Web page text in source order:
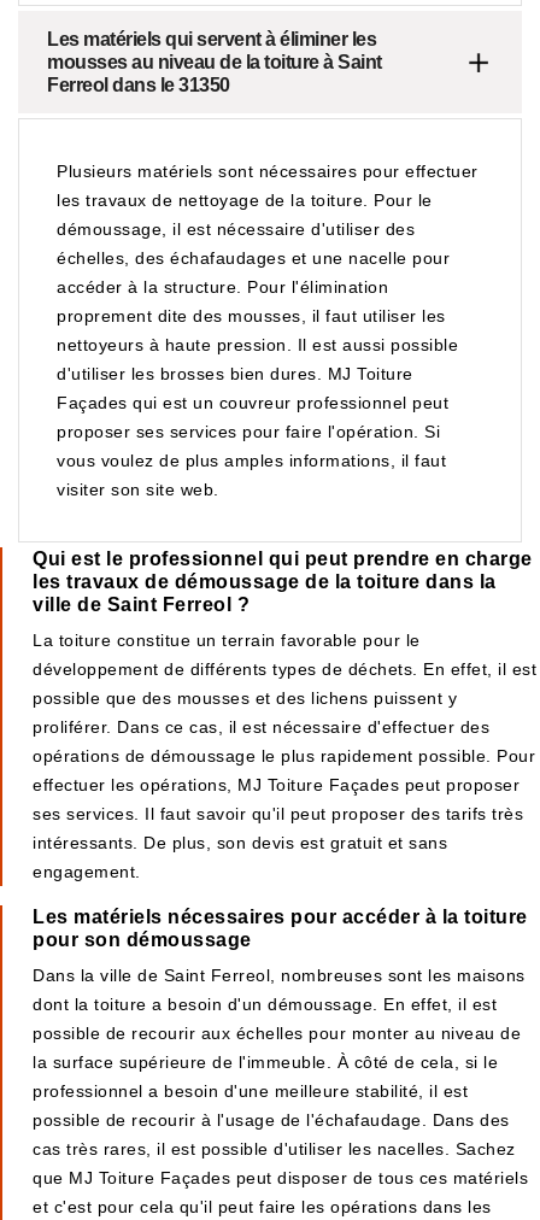
Les matériels qui servent à éliminer les
mousses au niveau de la toiture à Saint
Ferreol dans le 31350
Plusieurs matériels sont nécessaires pour effectuer
les travaux de nettoyage de la toiture. Pour le
démoussage, il est nécessaire d'utiliser des
échelles, des échafaudages et une nacelle pour
accéder à la structure. Pour l'élimination
proprement dite des mousses, il faut utiliser les
nettoyeurs à haute pression. Il est aussi possible
d'utiliser les brosses bien dures. MJ Toiture
Façades qui est un couvreur professionnel peut
proposer ses services pour faire l'opération. Si
vous voulez de plus amples informations, il faut
visiter son site web.
Qui est le professionnel qui peut prendre en charge
les travaux de démoussage de la toiture dans la
ville de Saint Ferreol ?
La toiture constitue un terrain favorable pour le
développement de différents types de déchets. En effet, il est
possible que des mousses et des lichens puissent y
proliférer. Dans ce cas, il est nécessaire d'effectuer des
opérations de démoussage le plus rapidement possible. Pour
effectuer les opérations, MJ Toiture Façades peut proposer
ses services. Il faut savoir qu'il peut proposer des tarifs très
intéressants. De plus, son devis est gratuit et sans
engagement.
Les matériels nécessaires pour accéder à la toiture
pour son démoussage
Dans la ville de Saint Ferreol, nombreuses sont les maisons
dont la toiture a besoin d'un démoussage. En effet, il est
possible de recourir aux échelles pour monter au niveau de
la surface supérieure de l'immeuble. À côté de cela, si le
professionnel a besoin d'une meilleure stabilité, il est
possible de recourir à l'usage de l'échafaudage. Dans des
cas très rares, il est possible d'utiliser les nacelles. Sachez
que MJ Toiture Façades peut disposer de tous ces matériels
et c'est pour cela qu'il peut faire les opérations dans les